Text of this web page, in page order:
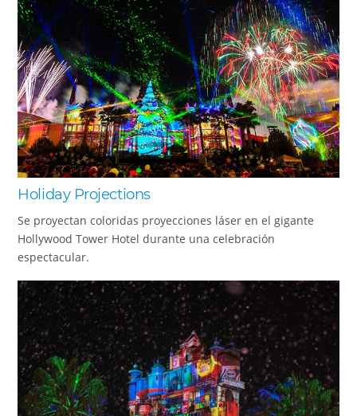
Holiday Projections
Se proyectan coloridas proyecciones láser en el gigante
Hollywood Tower Hotel durante una celebración
espectacular.